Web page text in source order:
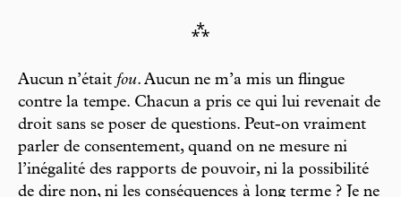
⁂
Aucun n’était fou. Aucun ne m’a mis un flingue
contre la tempe. Chacun a pris ce qui lui revenait de
droit sans se poser de questions. Peut-on vraiment
parler de consentement, quand on ne mesure ni
l’inégalité des rapports de pouvoir, ni la possibilité
de dire non, ni les conséquences à long terme ? Je ne